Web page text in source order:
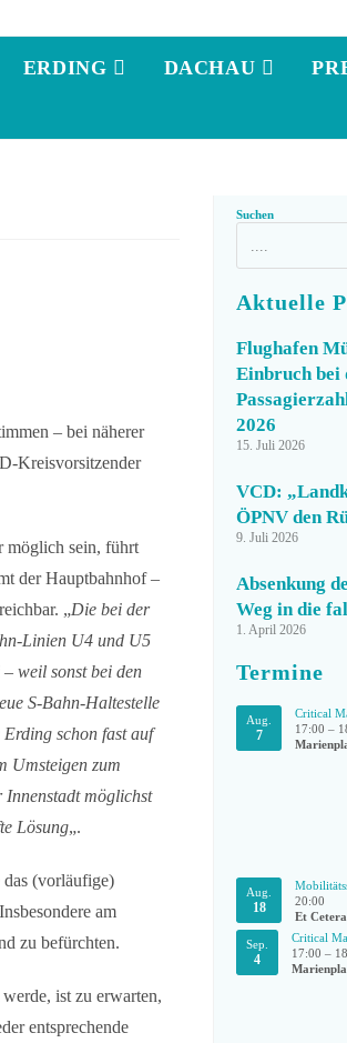
ERDING DACHAU
– bei näherer
Kreisvorsitzender
möglich sein, führt
der Hauptbahnhof –
„Die bei der
Linien U4 und U5
weil sonst bei den
S-Bahn-Haltestelle
schon fast auf
Umsteigen zum
möglichst
Lösung„.
(vorläufige)
am
zu befürchten.
ist zu erwarten,
entsprechende
Suchen
Aktuelle
Flughafen
Einbruch bei
2026
15. Juli 2026
VCD:
ÖPNV den
9. Juli 2026
Absenkung
Weg in die
1. April 2026
Termine
Aug.
7
Critical
17:00 –
Aug.
18
20:00
Et Cetera
Sep.
4
Critical
17:00 –